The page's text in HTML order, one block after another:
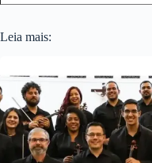
Leia mais: